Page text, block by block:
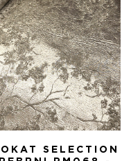
SELECTION